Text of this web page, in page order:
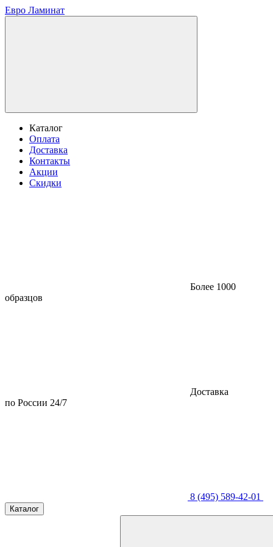
Евро Ламинат
Каталог
Оплата
Доставка
Контакты
Акции
Скидки
Более 1000
образцов
Доставка
по России 24/7
8 (495) 589-42-01
Каталог